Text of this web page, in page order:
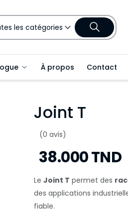
les catégories
À propos Contact
Joint T
(0 avis)
38.000 TND
Le Joint T permet des
des applications
fiable.